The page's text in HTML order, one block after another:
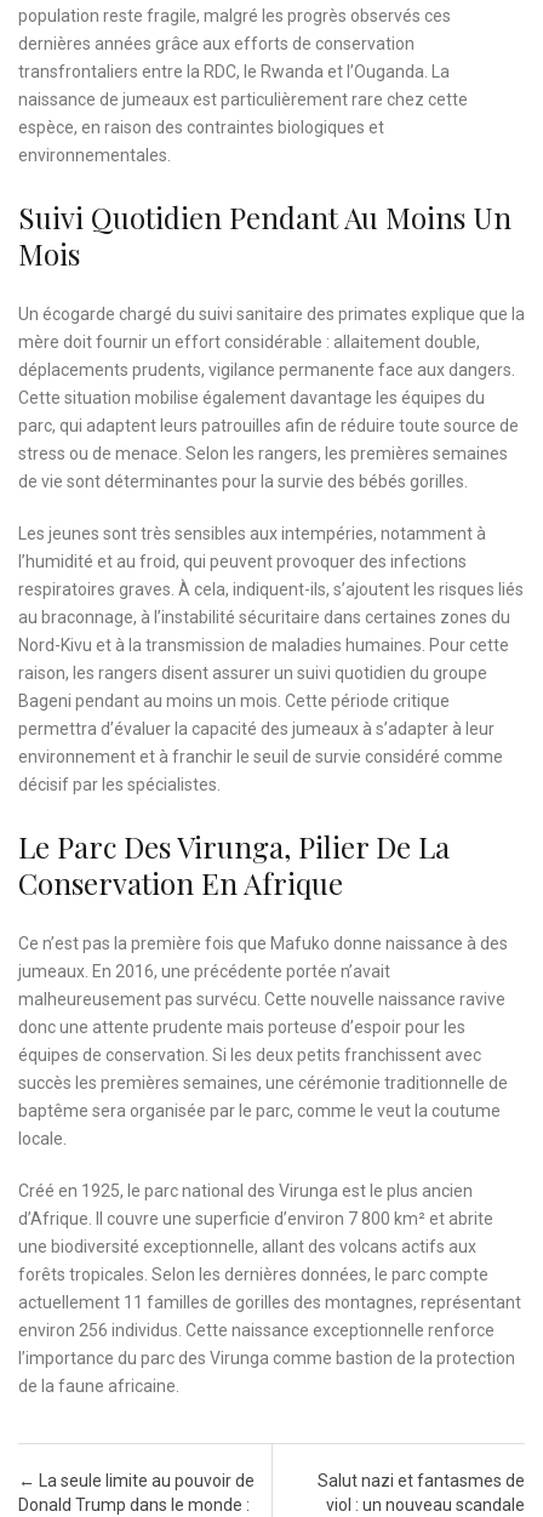
population reste fragile, malgré les progrès observés ces
dernières années grâce aux efforts de conservation
transfrontaliers entre la RDC, le Rwanda et l’Ouganda. La
naissance de jumeaux est particulièrement rare chez cette
espèce, en raison des contraintes biologiques et
environnementales.
Suivi Quotidien Pendant Au Moins Un
Mois
Un écogarde chargé du suivi sanitaire des primates explique que la
mère doit fournir un effort considérable : allaitement double,
déplacements prudents, vigilance permanente face aux dangers.
Cette situation mobilise également davantage les équipes du
parc, qui adaptent leurs patrouilles afin de réduire toute source de
stress ou de menace. Selon les rangers, les premières semaines
de vie sont déterminantes pour la survie des bébés gorilles.
Les jeunes sont très sensibles aux intempéries, notamment à
l’humidité et au froid, qui peuvent provoquer des infections
respiratoires graves. À cela, indiquent-ils, s’ajoutent les risques liés
au braconnage, à l’instabilité sécuritaire dans certaines zones du
Nord-Kivu et à la transmission de maladies humaines. Pour cette
raison, les rangers disent assurer un suivi quotidien du groupe
Bageni pendant au moins un mois. Cette période critique
permettra d’évaluer la capacité des jumeaux à s’adapter à leur
environnement et à franchir le seuil de survie considéré comme
décisif par les spécialistes.
Le Parc Des Virunga, Pilier De La
Conservation En Afrique
Ce n’est pas la première fois que Mafuko donne naissance à des
jumeaux. En 2016, une précédente portée n’avait
malheureusement pas survécu. Cette nouvelle naissance ravive
donc une attente prudente mais porteuse d’espoir pour les
équipes de conservation. Si les deux petits franchissent avec
succès les premières semaines, une cérémonie traditionnelle de
baptême sera organisée par le parc, comme le veut la coutume
locale.
Créé en 1925, le parc national des Virunga est le plus ancien
d’Afrique. Il couvre une superficie d’environ 7 800 km² et abrite
une biodiversité exceptionnelle, allant des volcans actifs aux
forêts tropicales. Selon les dernières données, le parc compte
actuellement 11 familles de gorilles des montagnes, représentant
environ 256 individus. Cette naissance exceptionnelle renforce
l’importance du parc des Virunga comme bastion de la protection
de la faune africaine.
Post navigation
← La seule limite au pouvoir de
Donald Trump dans le monde :
Salut nazi et fantasmes de
viol : un nouveau scandale